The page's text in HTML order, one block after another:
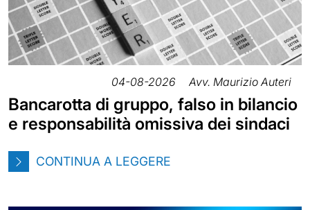
04-08-2026 Avv. Maurizio Auteri
Bancarotta di gruppo, falso in bilancio
e responsabilità omissiva dei sindaci
CONTINUA A LEGGERE